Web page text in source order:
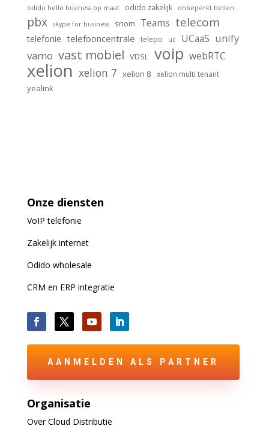
odido hello business op maat odido zakelijk onbeperkt bellen
pbx skype for business snom Teams telecom
telefonie telefooncentrale telepo uc UCaaS unify
vamo vast mobiel VDSL voip webRTC
xelion xelion 7 xelion 8 xelion multi tenant
yealink
Onze diensten
VoIPtelefonie
Zakelijk internet
Odido wholesale
CRM en ERP integratie
AANMELDEN ALS PARTNER
Organisatie
Over Cloud Distributie